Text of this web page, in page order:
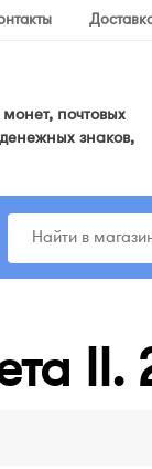
почтовых
знаков,